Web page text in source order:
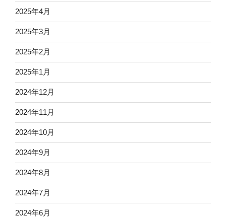
2025年4月
2025年3月
2025年2月
2025年1月
2024年12月
2024年11月
2024年10月
2024年9月
2024年8月
2024年7月
2024年6月